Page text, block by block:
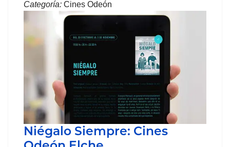
Categoría: Cines Odeón
Niégalo Siempre: Cines